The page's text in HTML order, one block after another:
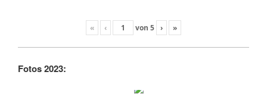
« ‹ von 5 › »
Fotos 2023: